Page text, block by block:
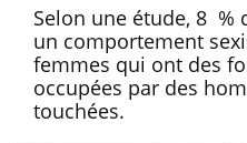
Selon une étude, 8 %
un comportement
femmes qui ont des
occupées par des
touchées.